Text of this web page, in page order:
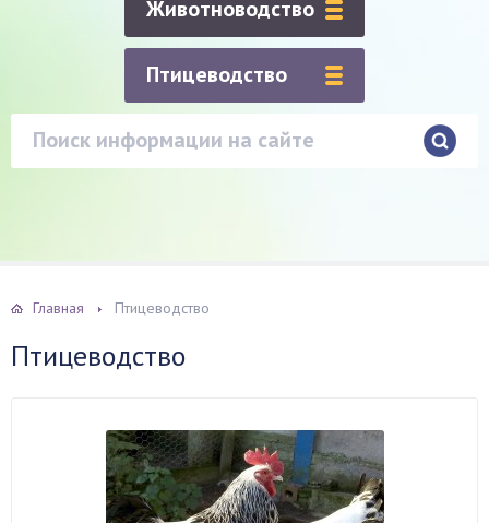
Животноводство
Птицеводство
Главная Птицеводство
Птицеводство